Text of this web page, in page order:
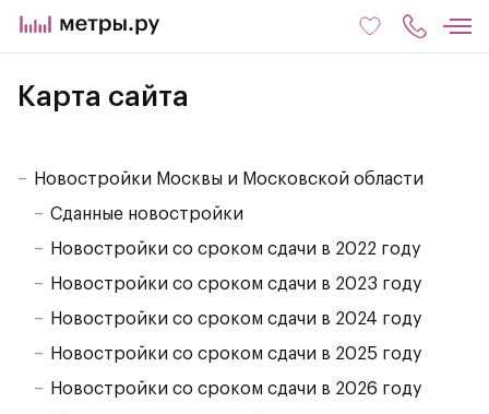
Карта сайта
Новостройки Москвы и Московской области
Сданные новостройки
Новостройки со сроком сдачи в 2022 году
Новостройки со сроком сдачи в 2023 году
Новостройки со сроком сдачи в 2024 году
Новостройки со сроком сдачи в 2025 году
Новостройки со сроком сдачи в 2026 году